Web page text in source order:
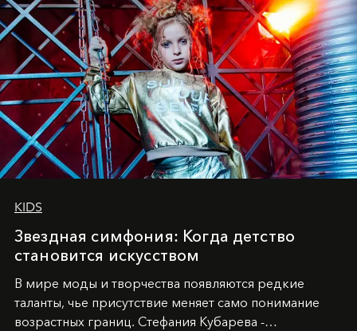
KIDS
Звездная симфония: Когда детство
становится искусством
В мире моды и творчества появляются редкие
таланты, чье присутствие меняет само понимание
возрастных границ. Стефания Кубарева -